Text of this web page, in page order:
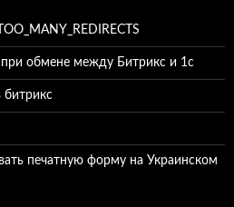
при обмене между Битрикс и 1с
битрикс
печатную форму на Украинском